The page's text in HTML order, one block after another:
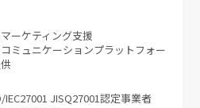
ーケティング支援
ミュニケーションプラットフォー
IEC27001 JISQ27001認定事業者